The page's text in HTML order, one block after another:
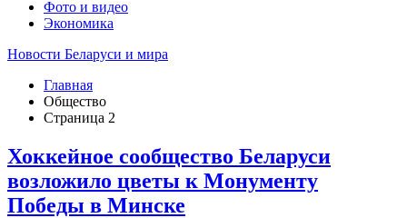
Фото и видео
Экономика
Новости Беларуси и мира
Главная
Общество
Страница 2
Хоккейное сообщество Беларуси
возложило цветы к Монументу
Победы в Минске